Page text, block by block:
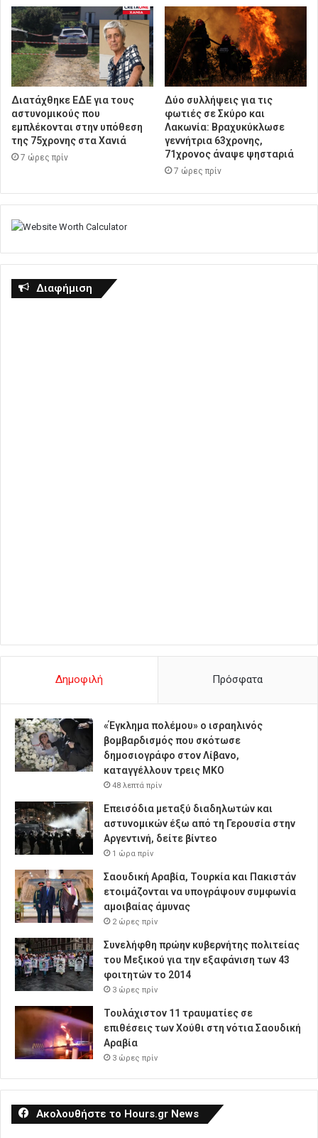
Διατάχθηκε ΕΔΕ για τους
αστυνομικούς που
εμπλέκονται στην υπόθεση
της 75χρονης στα Χανιά
7 ώρες πρίν
Δύο συλλήψεις για τις
φωτιές σε Σκύρο και
Λακωνία: Βραχυκύκλωσε
γεννήτρια 63χρονης,
71χρονος άναψε ψησταριά
7 ώρες πρίν
Διαφήμιση
Δημοφιλή Πρόσφατα
«Έγκλημα πολέμου» ο ισραηλινός
βομβαρδισμός που σκότωσε
δημοσιογράφο στον Λίβανο,
καταγγέλλουν τρεις ΜΚΟ
48 λεπτά πρίν
Επεισόδια μεταξύ διαδηλωτών και
αστυνομικών έξω από τη Γερουσία στην
Αργεντινή, δείτε βίντεο
1 ώρα πρίν
Σαουδική Αραβία, Τουρκία και Πακιστάν
ετοιμάζονται να υπογράψουν συμφωνία
αμοιβαίας άμυνας
2 ώρες πρίν
Συνελήφθη πρώην κυβερνήτης πολιτείας
του Μεξικού για την εξαφάνιση των 43
φοιτητών το 2014
3 ώρες πρίν
Τουλάχιστον 11 τραυματίες σε
επιθέσεις των Χούθι στη νότια Σαουδική
Αραβία
3 ώρες πρίν
Ακολουθήστε το Hours.gr News